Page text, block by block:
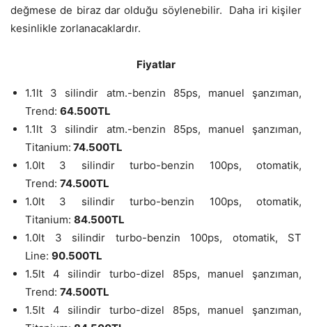
değmese de biraz dar olduğu söylenebilir. Daha iri kişiler
kesinlikle zorlanacaklardır.
Fiyatlar
1.1lt 3 silindir atm.-benzin 85ps, manuel şanzıman,
Trend: 64.500TL
1.1lt 3 silindir atm.-benzin 85ps, manuel şanzıman,
Titanium: 74.500TL
1.0lt 3 silindir turbo-benzin 100ps, otomatik,
Trend: 74.500TL
1.0lt 3 silindir turbo-benzin 100ps, otomatik,
Titanium: 84.500TL
1.0lt 3 silindir turbo-benzin 100ps, otomatik, ST
Line: 90.500TL
1.5lt 4 silindir turbo-dizel 85ps, manuel şanzıman,
Trend: 74.500TL
1.5lt 4 silindir turbo-dizel 85ps, manuel şanzıman,